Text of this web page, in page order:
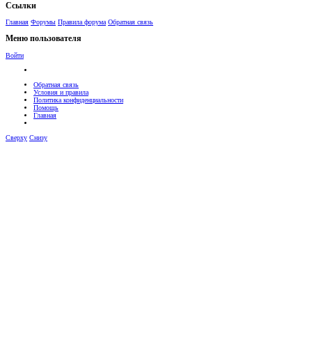
Ссылки
Главная Форумы Правила форума Обратная связь
Меню пользователя
Войти
Обратная связь
Условия и правила
Политика конфиденциальности
Помощь
Главная
Сверху Снизу